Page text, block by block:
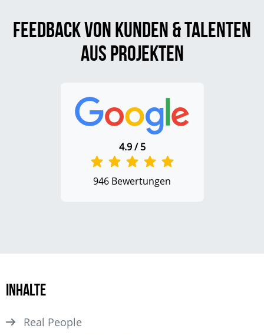
Feedback von Kunden & Talenten
aus Projekten
4.9 / 5
946 Bewertungen
Inhalte
Real People